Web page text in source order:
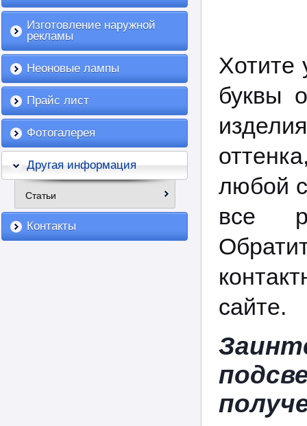
Изготовление наружной
рекламы
Неоновые лампы
Прайс лист
Фотогалерея
Другая информация
Статьи
Контакты
Хотите
буквы
любой
все
сайте.